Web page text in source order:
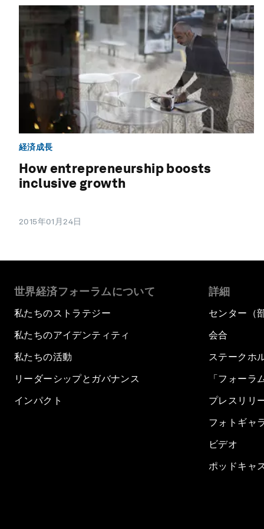
経済成長
How entrepreneurship boosts
inclusive growth
2015年01月24日
世界経済フォーラムについて
私たちのストラテジー
私たちのアイデンティティ
私たちの活動
リーダーシップとガバナンス
インパクト
詳細
センター（
会合
ステークホ
「フォーラ
プレスリリ
フォトギャ
ビデオ
ポッドキャ